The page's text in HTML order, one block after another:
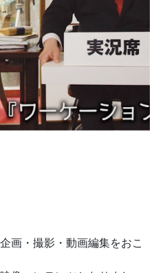
画・撮影・動画編集をおこ